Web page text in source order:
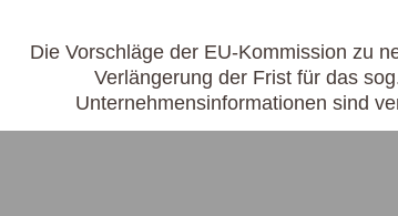
Die Vorschläge der EU-Kommission zu
Verlängerung der Frist für das
Unternehmensinformationen sind